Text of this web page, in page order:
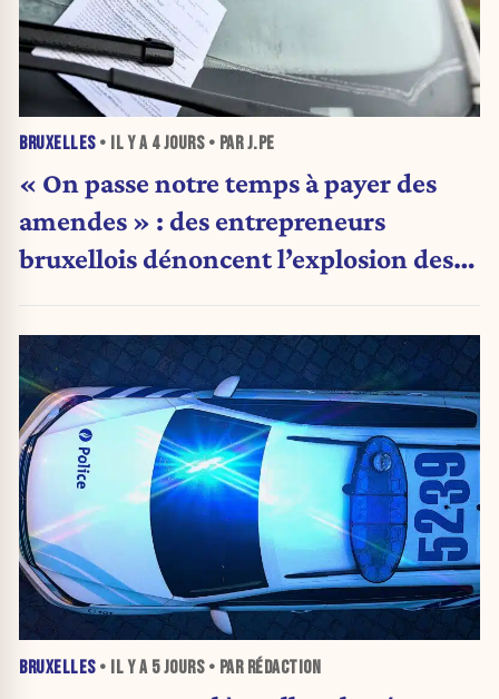
BRUXELLES• IL Y A 4 JOURS• PAR J.PE
« On passe notre temps à payer des
amendes » : des entrepreneurs
bruxellois dénoncent l’explosion des
BRUXELLES• IL Y A 5 JOURS• PAR RÉDACTION